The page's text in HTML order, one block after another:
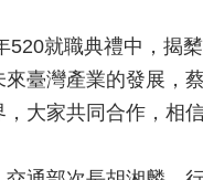
520就職典禮中，揭
來臺灣產業的發展，
大家共同合作，相